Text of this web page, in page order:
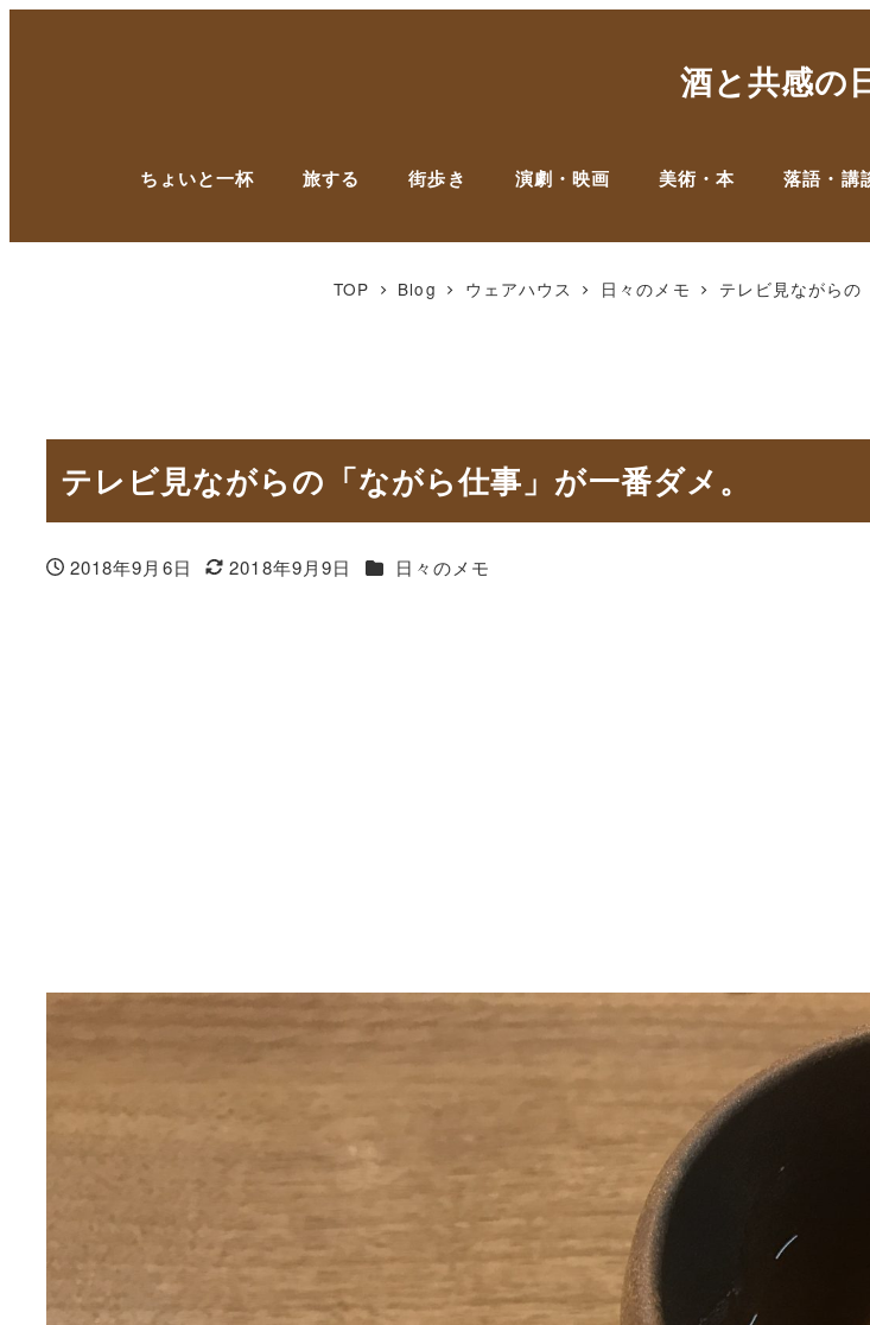
酒と共感の
ちょいと一杯 旅する 街歩き 演劇・映画 美術・本 落語・講
TOP Blog ウェアハウス 日々のメモ テレビ見ながらの
テレビ見ながらの「ながら仕事」が一番ダメ。
2018年9月6日 2018年9月9日 カテゴリー
日々のメモ